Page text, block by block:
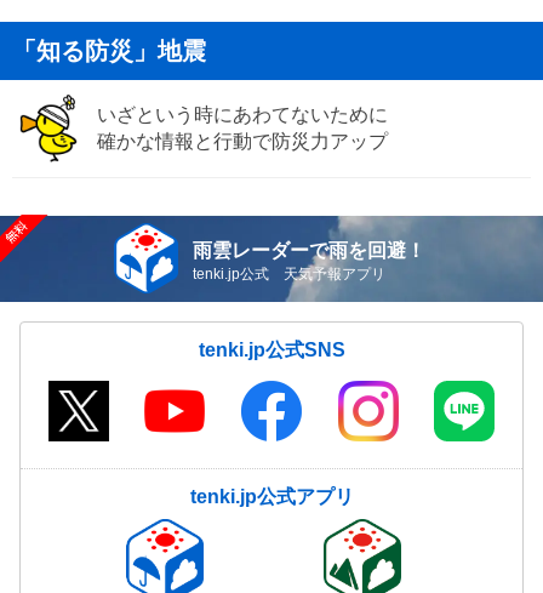
「知る防災」地震
いざという時にあわてないために
確かな情報と行動で防災力アップ
雨雲レーダーで雨を回避！
tenki.jp公式 天気予報アプリ
tenki.jp公式SNS
tenki.jp公式アプリ